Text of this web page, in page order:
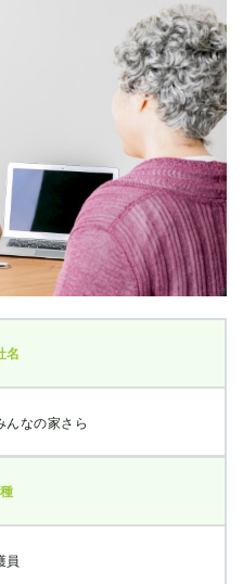
名
なの家さら
員